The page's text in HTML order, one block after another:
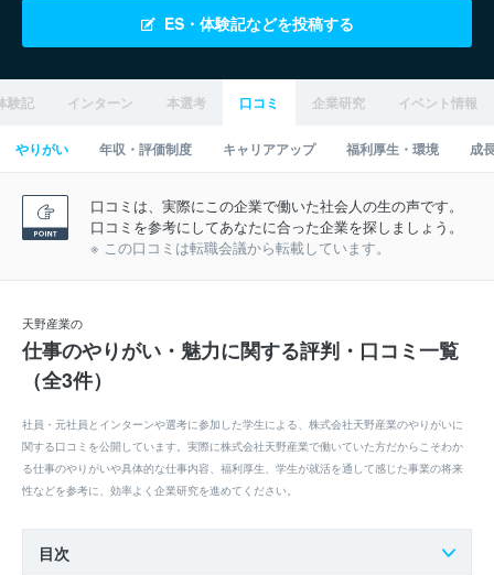
ES・体験記などを投稿する
験記 インターン 本選考 口コミ 企業研究 イベント情報
やりがい 年収・評価制度 キャリアアップ 福利厚生・環境 成
口コミは、実際にこの企業で働いた社会人の生の声です。
口コミを参考にしてあなたに合った企業を探しましょう。
※ この口コミは転職会議から転載しています。
天野産業の
仕事のやりがい・魅力に関する評判・口コミ一覧
（全3件）
社員・元社員とインターンや選考に参加した学生による、株式会社天野産業のやりがいに
関する口コミを公開しています。実際に株式会社天野産業で働いていた方だからこそわか
る仕事のやりがいや具体的な仕事内容、福利厚生、学生が就活を通して感じた事業の将来
性などを参考に、効率よく企業研究を進めてください。
目次